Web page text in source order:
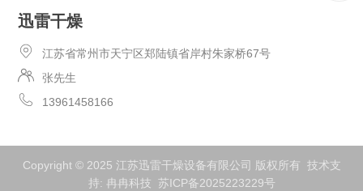
迅雷干燥
江苏省常州市天宁区郑陆镇省岸村朱家桥67号
张先生
13961458166
Copyright © 2025 江苏迅雷干燥设备有限公司 版权所有 技术支
持: 冉冉科技 苏ICP备2025223229号